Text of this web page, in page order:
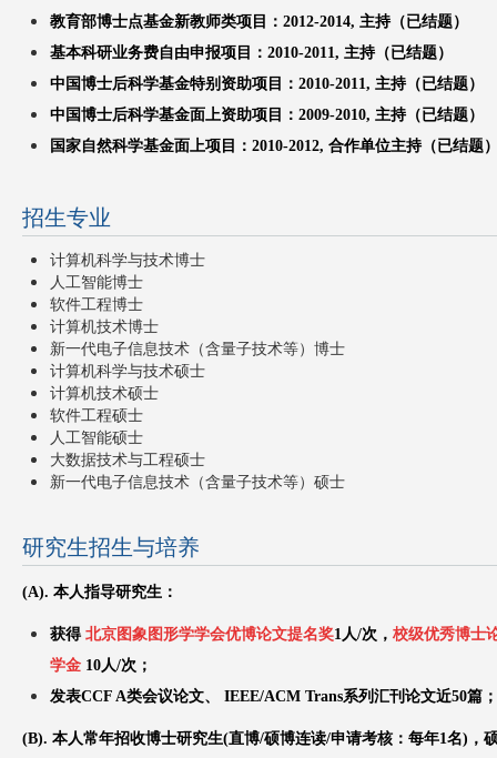
教育部博士点基金新教师类项目：2012-2014, 主持（已结题）
基本科研业务费自由申报项目：2010-2011, 主持（已结题）
中国博士后科学基金特别资助项目：2010-2011, 主持（已结题）
中国博士后科学基金面上资助项目：2009-2010, 主持（已结题）
国家自然科学基金面上项目：2010-2012, 合作单位主持（已结题
招生专业
计算机科学与技术博士
人工智能博士
软件工程博士
计算机技术博士
新一代电子信息技术（含量子技术等）博士
计算机科学与技术硕士
计算机技术硕士
软件工程硕士
人工智能硕士
大数据技术与工程硕士
新一代电子信息技术（含量子技术等）硕士
研究生招生与培养
(A). 本人指导研究生 ：
获得 北京图象图形学学会优博论文提名奖1人/次， 校级优秀博士
学金 10人/次；
发表CCF A类会议论文、 IEEE/ACM Trans系列汇刊论文近50篇 ；
(B). 本人常年招收博士研究生(直博/硕博连读/申请考核： 每年1名) ，